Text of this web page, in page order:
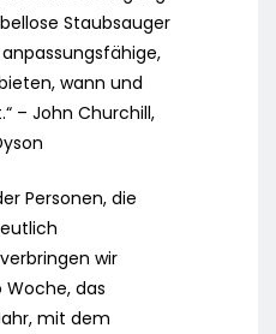
Staubsauger
wann und
– John Churchill,
Personen, die
wir
das
mit dem